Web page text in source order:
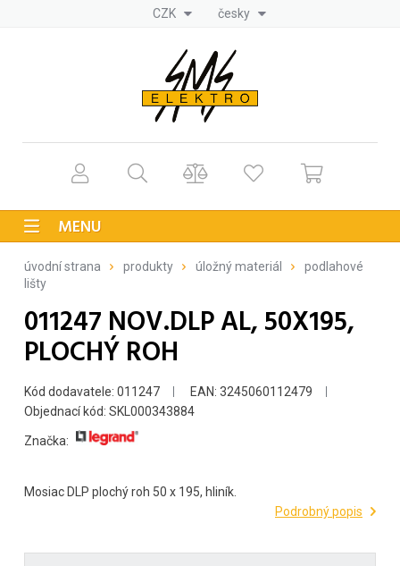
CZK česky
MENU
úvodní strana produkty úložný materiál
podlahové
lišty
011247 NOV.DLP AL, 50X195,
PLOCHÝ ROH
Kód dodavatele: 011247
EAN: 3245060112479
Objednací kód: SKL000343884
Značka:
Mosiac DLP plochý roh 50 x 195, hliník.
Podrobný popis